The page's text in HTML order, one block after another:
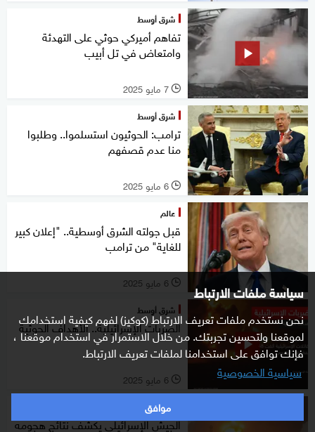
سياسة ملفات الارتباط
نحن نستخدم ملفات تعريف الارتباط (كوكيز) لفهم كيفية استخدامك
لموقعنا ولتحسين تجربتك. من خلال الاستمرار في استخدام موقعنا ،
فإنك توافق على استخدامنا لملفات تعريف الارتباط.
سياسية الخصوصية
موافق
شرق أوسط
تفاهم أميركي حوثي على التهدئة
وامتعاض في تل أبيب
l 7 مايو 2025
شرق أوسط
ترامب: الحوثيون استسلموا.. وطلبوا
منا عدم قصفهم
l 6 مايو 2025
عالم
قبل جولته الشرق أوسطية.. "إعلان كبير
للغاية" من ترامب
l 6 مايو 2025
شرق أوسط
الضربات الإسرائيلية.. الأهداف الحوثية
l 6 مايو 2025
شرق أوسط
الجيش الإسرائيلي يكشف نتائج هجومه